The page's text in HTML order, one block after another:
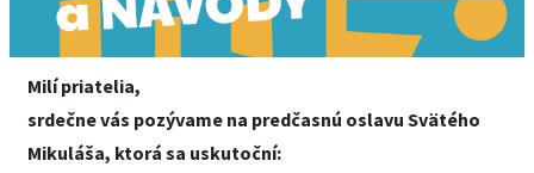
Milí priatelia,
srdečne vás pozývame na predčasnú oslavu Svätého
Mikuláša, ktorá sa uskutoční: